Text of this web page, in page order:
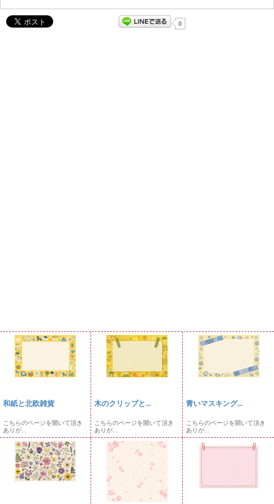
0
和紙と北欧雑貨
こちらのページを開いて頂き
ありが...
木のクリップと...
こちらのページを開いて頂き
ありが...
青いマスキング...
こちらのページを開いて頂き
ありが...